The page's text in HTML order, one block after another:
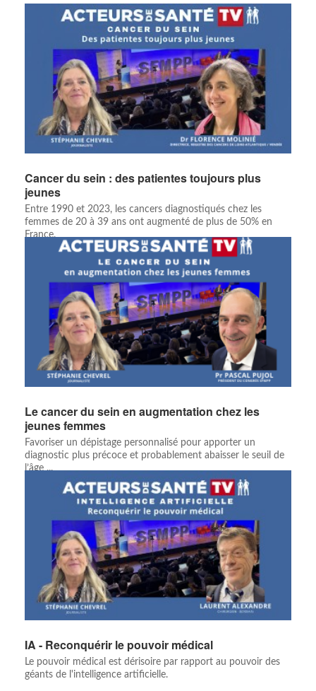
Cancer du sein : des patientes toujours plus
jeunes
Entre 1990 et 2023, les cancers diagnostiqués chez les
femmes de 20 à 39 ans ont augmenté de plus de 50% en
France.
Le cancer du sein en augmentation chez les
jeunes femmes
Favoriser un dépistage personnalisé pour apporter un
diagnostic plus précoce et probablement abaisser le seuil de
l’âge ...
IA - Reconquérir le pouvoir médical
Le pouvoir médical est dérisoire par rapport au pouvoir des
géants de l'intelligence artificielle.